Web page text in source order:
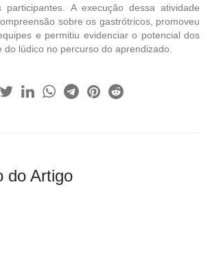
participantes. A execução dessa atividade
sobre os gastrótricos, promoveu
e permitiu evidenciar o potencial dos
do lúdico no percurso do aprendizado.
do Artigo